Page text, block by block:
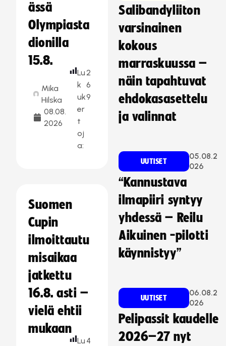
ässä
Olympiasta
dionilla
15.8.
Mika
Hilska
08.08.
2026
Lu
k
uk
er
t
oj
a:
2
6
9
Suomen
Cupin
ilmoittautu
misaikaa
jatkettu
16.8. asti –
vielä ehtii
mukaan
Lu 4
Salibandyliiton
varsinainen
kokous
marraskuussa –
näin tapahtuvat
ehdokasasettelu
ja valinnat
UUTISET
05.08.2
026
“Kannustava
ilmapiiri syntyy
yhdessä – Reilu
Aikuinen -pilotti
käynnistyy”
UUTISET
06.08.2
026
Pelipassit kaudelle
2026–27 nyt